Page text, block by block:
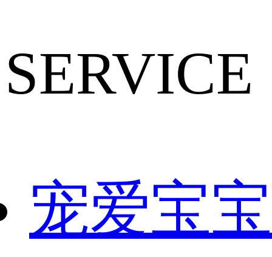
SERVICE
宠爱宝宝